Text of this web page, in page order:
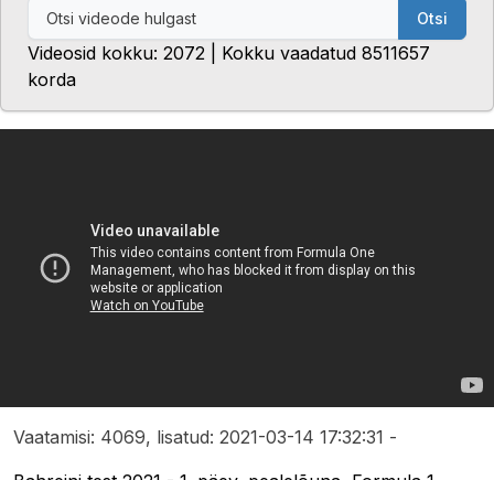
Otsi
Videosid kokku: 2072 | Kokku vaadatud 8511657
korda
Vaatamisi: 4069, lisatud: 2021-03-14 17:32:31 -